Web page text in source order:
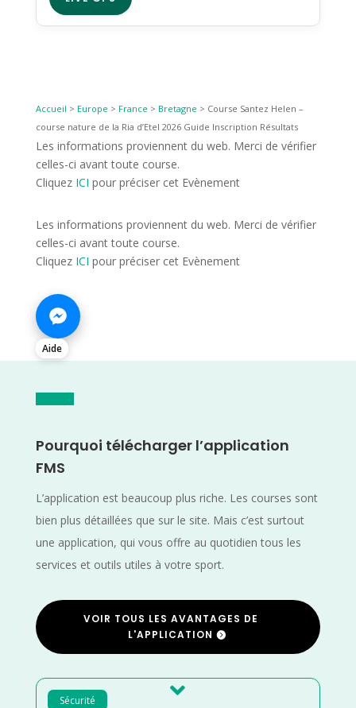
Accueil > Europe > France > Bretagne > Course Santez Helen –
course nature de la Ria d’Etel 2026 Guide Inscription Résultats
Les informations proviennent du web. Merci de vérifier
celles-ci avant toute course.
Cliquez ICI pour préciser cet Evènement
Les informations proviennent du web. Merci de vérifier
celles-ci avant toute course.
Cliquez ICI pour préciser cet Evènement
Aide
Pourquoi télécharger l’application
FMS
L’application est beaucoup plus riche. Les courses sont
bien plus détaillées que sur le site. Mais c’est surtout
une application, qui vous offre au quotidien tous les
services et outils utiles à votre sport.
VOIR TOUS LES AVANTAGES DE
L'APPLICATION
Sécurité 